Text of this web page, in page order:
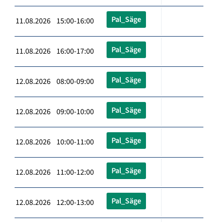
11.08.2026 15:00-16:00 Pal_Säge
11.08.2026 16:00-17:00 Pal_Säge
12.08.2026 08:00-09:00 Pal_Säge
12.08.2026 09:00-10:00 Pal_Säge
12.08.2026 10:00-11:00 Pal_Säge
12.08.2026 11:00-12:00 Pal_Säge
12.08.2026 12:00-13:00 Pal_Säge